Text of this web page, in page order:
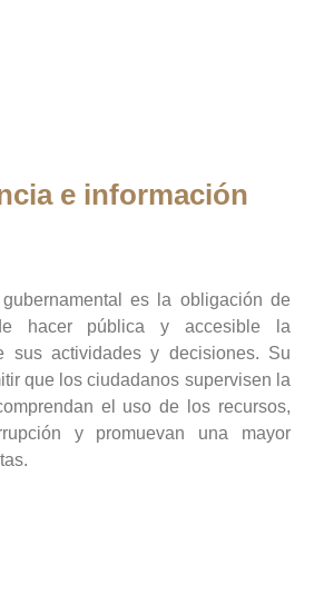
e información
es la obligación de
hacer pública y accesible la
sus actividades y decisiones. Su
que los ciudadanos supervisen la
el uso de los recursos,
y promuevan una mayor